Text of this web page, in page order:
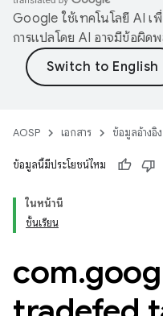
Google ใช้เทคโนโลยี AI
การแปลโดย AI อาจมีข้อผิดพ
AOSP เอกสาร ข้อมูลอ้างอิง
ข้อมูลนี้มีประโยชน์ไหม
ในหน้านี้
ชั้นเรียน
com.